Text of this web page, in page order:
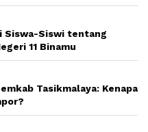
Siswa-Siswi tentang
11 Binamu
Tasikmalaya: Kenapa